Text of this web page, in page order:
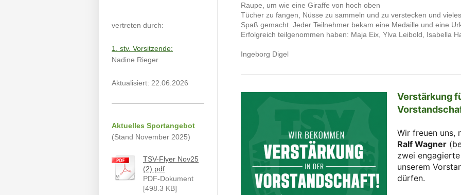
Raupe, um wie eine Giraffe von hoch oben
Tücher zu fangen, Nüsse zu sammeln und zu verstecken und
Spaß gemacht. Jeder Teilnehmer bekam eine Medaille und eine
Erfolgreich teilgenommen haben: Maja Eix, Ylva Leibold, Isabella
Ingeborg Digel
Verstärkung
Wir freuen uns,
Ralf Wagner
zwei
unserem
dürfen.
vertreten durch:
1. stv. Vorsitzende:
Nadine Rieger
Aktualisiert: 22.06.2026
Aktuelles Sportangebot
(Stand November 2025)
TSV-Flyer Nov25
(2).pdf
PDF-Dokument
[498.3 KB]